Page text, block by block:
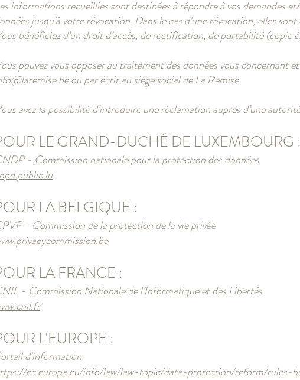
informations recueillies sont destinées à répondre à vos demandes
jusqu'à votre révocation. Dans le cas d’une révocation, elles
bénéficiez d’un droit d’accès, de rectification, de portabilité
pouvez vous opposer au traitement des données vous concernant
ou par écrit au siège social de La Remise.
avez la possibilité d’introduire une réclamation auprès d’une
LE GRAND-DUCHÉ DE LUXEMBOURG :
- Commission nationale pour la protection des données
LA BELGIQUE :
- Commission de la protection de la vie privée
LA FRANCE :
- Commission Nationale de l’Informatique et des Libertés
L'EUROPE :
d'information
ec.europa.eu/info/law/law-topic/data-protection/reform/rules-